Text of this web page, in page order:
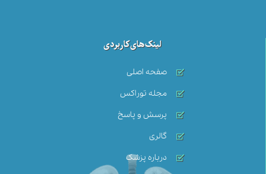
لینک‌های کاربردی
صفحه اصلی
مجله توراکس
پرسش و پاسخ
گالری
درباره پزشک